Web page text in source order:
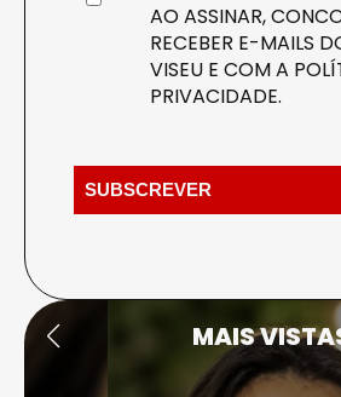
AO ASSINAR,
RECEBER E-MAILS
VISEU E COM A
PRIVACIDADE.
MAIS